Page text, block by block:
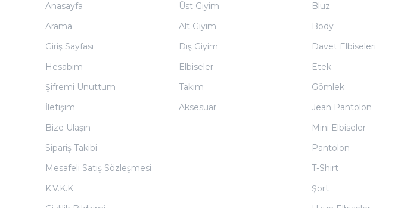
Anasayfa
Arama
Giriş Sayfası
Hesabım
Şifremi Unuttum
İletişim
Bize Ulaşın
Sipariş Takibi
Mesafeli Satış Sözleşmesi
K.V.K.K
Üst Giyim
Alt Giyim
Dış Giyim
Elbiseler
Takım
Aksesuar
Bluz
Body
Davet Elbiseleri
Etek
Gömlek
Jean Pantolon
Mini Elbiseler
Pantolon
T-Shirt
Şort